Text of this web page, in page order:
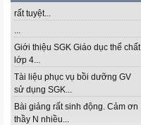
rất tuyệt...
...
Giới thiệu SGK Giáo dục thể chất
lớp 4...
Tài liệu phục vụ bồi dưỡng GV
sử dụng SGK...
Bài giảng rất sinh động. Cảm ơn
thầy N nhiều...